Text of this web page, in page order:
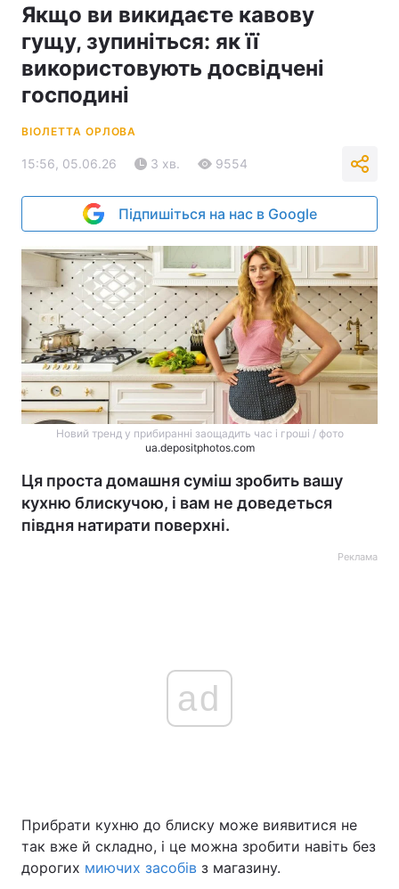
Якщо ви викидаєте кавову
гущу, зупиніться: як її
використовують досвідчені
господині
ВІОЛЕТТА ОРЛОВА
15:56, 05.06.26 3 хв. 9554
Підпишіться на нас в Google
Новий тренд у прибиранні заощадить час і гроші / фото
ua.depositphotos.com
Ця проста домашня суміш зробить вашу
кухню блискучою, і вам не доведеться
півдня натирати поверхні.
Реклама
ad
Прибрати кухню до блиску може виявитися не
так вже й складно, і це можна зробити навіть без
дорогих миючих засобів з магазину.